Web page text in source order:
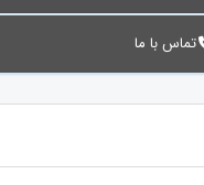
تماس با ما